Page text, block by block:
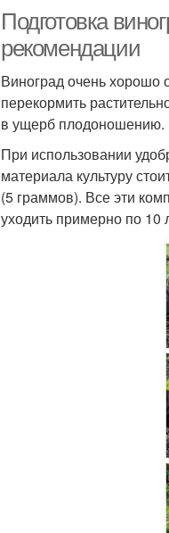
Подготовка
рекомендации
Виноград очень хорошо
перекормить
в ущерб плодоношению.
При использовании
материала культуру
(5 граммов). Все эти
уходить примерно по 10